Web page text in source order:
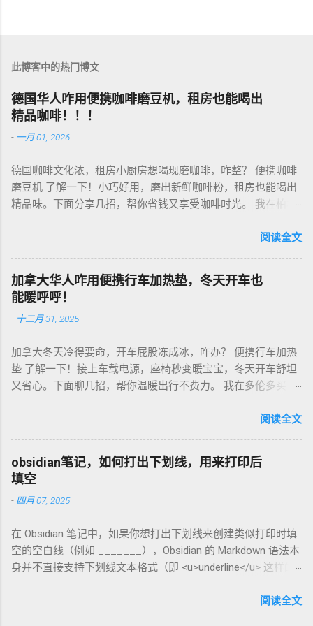
此博客中的热门博文
德国华人咋用便携咖啡磨豆机，租房也能喝出
精品咖啡！！！
- 一月 01, 2026
德国咖啡文化浓，租房小厨房想喝现磨咖啡，咋整？ 便携咖啡
磨豆机 了解一下！小巧好用，磨出新鲜咖啡粉，租房也能喝出
精品味。下面分享几招，帮你省钱又享受咖啡时光。 我在柏林
挑磨豆机看磨芯，陶瓷的耐用不发热，像Hario、Porlex这些牌
邻居可能嫌吵…… 磨豆有讲究。粗磨适合法压壶，细磨适合意式
咖啡机，App上查磨豆粗细对照表，新手不翻车。我每周磨一
次，存密封罐，早上冲杯咖啡，香到飞起！德国超市咖啡豆
贵，网购Amazon.de或本地咖啡店促销，10欧元买半磅好豆，
欧元搞定。华人微信群也有二手交易，20欧元能淘好货。 便携
咖啡磨豆机 让德国华人租房也能喝精品咖啡，赶紧试试，生活
更有味！
阅读全文
加拿大华人咋用便携行车加热垫，冬天开车也
能暖呼呼！
- 十二月 31, 2025
加拿大冬天冷得要命，开车屁股冻成冰，咋办？ 便携行车加热
垫 了解一下！接上车载电源，座椅秒变暖宝宝，冬天开车舒坦
又省心。下面聊几招，帮你温暖出行不费力。 我在多伦多买了
质，绒布的舒服又耐用，像Wagan、Comfier这些牌子，加热快
车座尺寸，通用款最省心。 用的时候简单到爆。插上车载
USB，5分钟座椅热乎乎，开长途都不冷。我在卡尔加里雪天开
车，加热垫开低档，20分钟省油又暖和。搭配个方向盘套，手
也不冻，安全又舒服。冬天停车后收好垫子，别让雪水弄湿，
常打折，30加币搞定。华人论坛也有二手交易，20加币能淘好
货。 便携行车加热垫 让加拿大华人冬天开车暖呼呼，赶紧入
手，出行更舒心！
阅读全文
obsidian笔记，如何打出下划线，用来打印后
填空
- 四月 07, 2025
在 Obsidian 笔记中，如果你想打出下划线来创建类似打印时填
空的空白线（例如 _______），Obsidian 的 Markdown 语法本
身并不直接支持下划线文本格式（即 <u>underline</u> 这样的
以下方法实现类似效果： 方法 1：使用下划线字符 直接输入连
阅读全文